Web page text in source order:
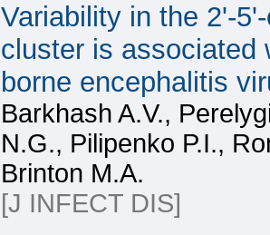
Variability in the 2'-
cluster is associated
borne encephalitis
Barkhash A.V.,
N.G., Pilipenko P.I.,
Brinton M.A.
[J INFECT DIS]